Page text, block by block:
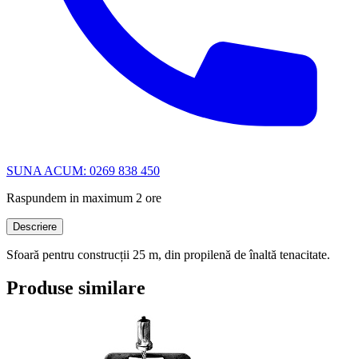
SUNA ACUM: 0269 838 450
Raspundem in maximum 2 ore
Descriere
Sfoară pentru construcții 25 m, din propilenă de înaltă tenacitate.
Produse similare